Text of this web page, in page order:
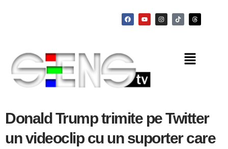
Donald Trump trimite pe Twitter
un videoclip cu un suporter care